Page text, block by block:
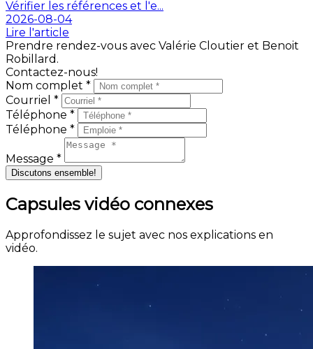
Vérifier les références et l'e...
2026-08-04
Lire l'article
Prendre rendez-vous avec Valérie Cloutier et Benoit
Robillard.
Contactez-nous!
Nom complet *
Courriel *
Téléphone *
Téléphone *
Message *
Discutons ensemble!
Capsules vidéo connexes
Approfondissez le sujet avec nos explications en
vidéo.